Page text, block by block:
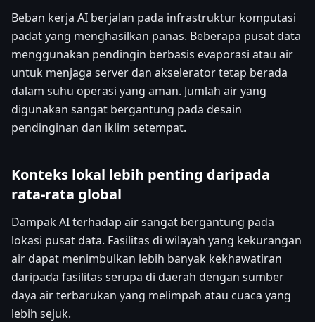
Beban kerja AI berjalan pada infrastruktur komputasi
padat yang menghasilkan panas. Beberapa pusat data
menggunakan pendingin berbasis evaporasi atau air
untuk menjaga server dan akselerator tetap berada
dalam suhu operasi yang aman. Jumlah air yang
digunakan sangat bergantung pada desain
pendinginan dan iklim setempat.
Konteks lokal lebih penting daripada
rata-rata global
Dampak AI terhadap air sangat bergantung pada
lokasi pusat data. Fasilitas di wilayah yang kekurangan
air dapat menimbulkan lebih banyak kekhawatiran
daripada fasilitas serupa di daerah dengan sumber
daya air terbarukan yang melimpah atau cuaca yang
lebih sejuk.